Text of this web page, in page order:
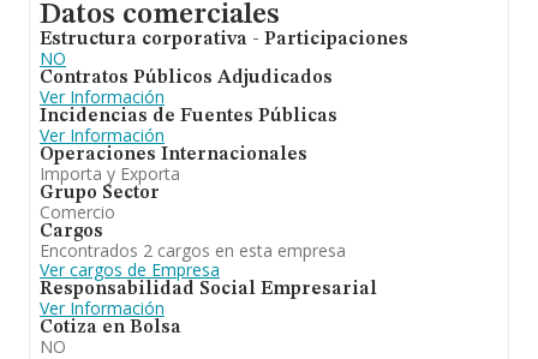
Datos comerciales
Estructura corporativa - Participaciones
NO
Contratos Públicos Adjudicados
Ver Información
Incidencias de Fuentes Públicas
Ver Información
Operaciones Internacionales
Importa y Exporta
Grupo Sector
Comercio
Cargos
Encontrados 2 cargos en esta empresa
Ver cargos de Empresa
Responsabilidad Social Empresarial
Ver Información
Cotiza en Bolsa
NO